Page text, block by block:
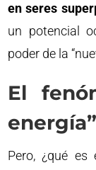
en seres
un potencial
poder de la
El
energía”
Pero, ¿qué es